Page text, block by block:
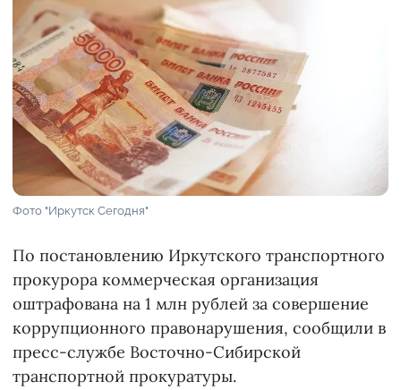
Фото "Иркутск Сегодня"
По постановлению Иркутского транспортного
прокурора коммерческая организация
оштрафована на 1 млн рублей за совершение
коррупционного правонарушения, сообщили в
пресс-службе Восточно-Сибирской
транспортной прокуратуры.